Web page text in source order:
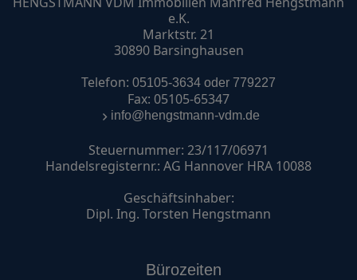
e.K.
Marktstr. 21
30890 Barsinghausen
Telefon: 05105-3634 oder 779227
Fax: 05105-65347
info@hengstmann-vdm.de
Steuernummer: 23/117/06971
Handelsregisternr.: AG Hannover HRA 10088
Geschäftsinhaber:
Dipl. Ing. Torsten Hengstmann
Bürozeiten